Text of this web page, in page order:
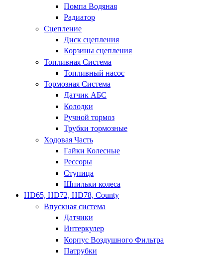
Помпа Водяная
Радиатор
Сцепление
Диск сцепления
Корзины сцепления
Топливная Система
Топливный насос
Тормозная Система
Датчик АБС
Колодки
Ручной тормоз
Трубки тормозные
Ходовая Часть
Гайки Колесные
Рессоры
Ступица
Шпильки колеса
HD65, HD72, HD78, County
Впускная система
Датчики
Интеркулер
Корпус Воздушного Фильтра
Патрубки